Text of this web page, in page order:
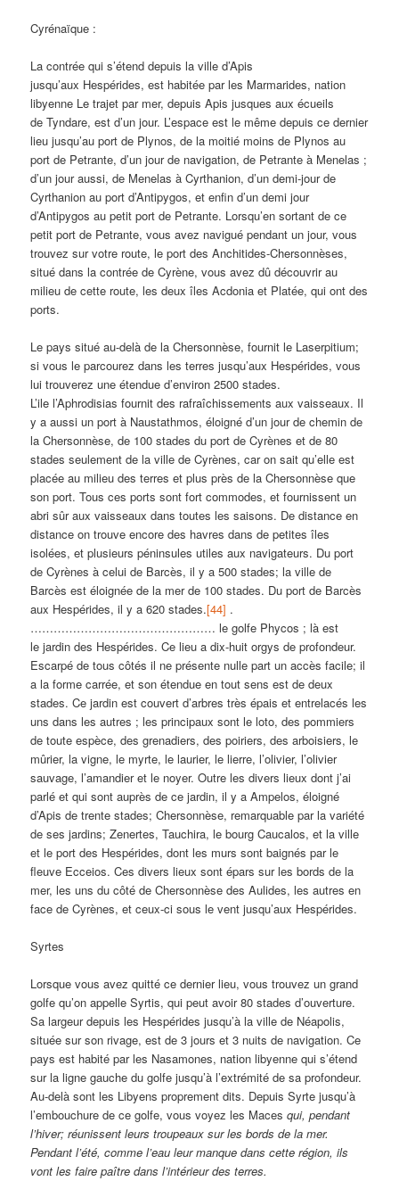
Cyrénaïque :
La contrée qui s’étend depuis la ville d’Apis
jusqu’aux Hespérides, est habitée par les Marmarides, nation
libyenne Le trajet par mer, depuis Apis jusques aux écueils
de Tyndare, est d’un jour. L’espace est le même depuis ce dernier
lieu jusqu’au port de Plynos, de la moitié moins de Plynos au
port de Petrante, d’un jour de navigation, de Petrante à Menelas ;
d’un jour aussi, de Menelas à Cyrthanion, d’un demi-jour de
Cyrthanion au port d’Antipygos, et enfin d’un demi jour
d’Antipygos au petit port de Petrante. Lorsqu’en sortant de ce
petit port de Petrante, vous avez navigué pendant un jour, vous
trouvez sur votre route, le port des Anchitides-Chersonnèses,
situé dans la contrée de Cyrène, vous avez dû découvrir au
milieu de cette route, les deux îles Acdonia et Platée, qui ont des
ports.
Le pays situé au-delà de la Chersonnèse, fournit le Laserpitium;
si vous le parcourez dans les terres jusqu’aux Hespérides, vous
lui trouverez une étendue d’environ 2500 stades.
L’ile l’Aphrodisias fournit des rafraîchissements aux vaisseaux. Il
y a aussi un port à Naustathmos, éloigné d’un jour de chemin de
la Chersonnèse, de 100 stades du port de Cyrènes et de 80
stades seulement de la ville de Cyrènes, car on sait qu’elle est
placée au milieu des terres et plus près de la Chersonnèse que
son port. Tous ces ports sont fort commodes, et fournissent un
abri sûr aux vaisseaux dans toutes les saisons. De distance en
distance on trouve encore des havres dans de petites îles
isolées, et plusieurs péninsules utiles aux navigateurs. Du port
de Cyrènes à celui de Barcès, il y a 500 stades; la ville de
Barcès est éloignée de la mer de 100 stades. Du port de Barcès
aux Hespérides, il y a 620 stades.[44] .
………………………………………… le golfe Phycos ; là est
le jardin des Hespérides. Ce lieu a dix-huit orgys de profondeur.
Escarpé de tous côtés il ne présente nulle part un accès facile; il
a la forme carrée, et son étendue en tout sens est de deux
stades. Ce jardin est couvert d’arbres très épais et entrelacés les
uns dans les autres ; les principaux sont le loto, des pommiers
de toute espèce, des grenadiers, des poiriers, des arboisiers, le
mûrier, la vigne, le myrte, le laurier, le lierre, l’olivier, l’olivier
sauvage, l’amandier et le noyer. Outre les divers lieux dont j’ai
parlé et qui sont auprès de ce jardin, il y a Ampelos, éloigné
d’Apis de trente stades; Chersonnèse, remarquable par la variété
de ses jardins; Zenertes, Tauchira, le bourg Caucalos, et la ville
et le port des Hespérides, dont les murs sont baignés par le
fleuve Ecceios. Ces divers lieux sont épars sur les bords de la
mer, les uns du côté de Chersonnèse des Aulides, les autres en
face de Cyrènes, et ceux-ci sous le vent jusqu’aux Hespérides.
Syrtes
Lorsque vous avez quitté ce dernier lieu, vous trouvez un grand
golfe qu’on appelle Syrtis, qui peut avoir 80 stades d’ouverture.
Sa largeur depuis les Hespérides jusqu’à la ville de Néapolis,
située sur son rivage, est de 3 jours et 3 nuits de navigation. Ce
pays est habité par les Nasamones, nation libyenne qui s’étend
sur la ligne gauche du golfe jusqu’à l’extrémité de sa profondeur.
Au-delà sont les Libyens proprement dits. Depuis Syrte jusqu’à
l’embouchure de ce golfe, vous voyez les Macesqui, pendant
l’hiver; réunissent leurs troupeaux sur les bords de la mer.
Pendant l’été, comme l’eau leur manque dans cette région, ils
vont les faire paître dans l’intérieur des terres.